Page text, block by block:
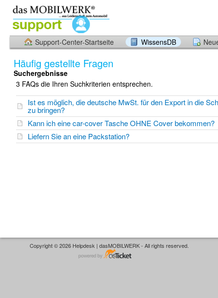
Support-Center-Startseite WissensDB
Häufig gestellte Fragen
Suchergebnisse
3 FAQs die Ihren Suchkriterien entsprechen.
Ist es möglich, die deutsche MwSt. für den Export in die
zu bringen?
Kann ich eine car-cover Tasche OHNE Cover bekommen?
Liefern Sie an eine Packstation?
Copyright © 2026 Helpdesk | dasMOBILWERK - All rights reserved.